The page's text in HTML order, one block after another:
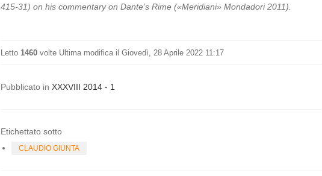
415-31) on his commentary on Dante’s Rime («Meridiani» Mondadori 2011).
Letto 1460 volte Ultima modifica il Giovedì, 28 Aprile 2022 11:17
Pubblicato in XXXVIII 2014 - 1
Etichettato sotto
CLAUDIO GIUNTA